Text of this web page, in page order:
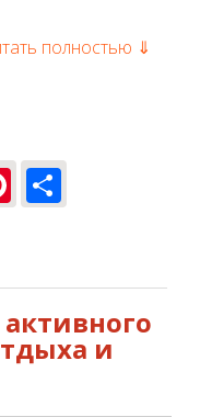
полностью ⇓
Pinterest
и